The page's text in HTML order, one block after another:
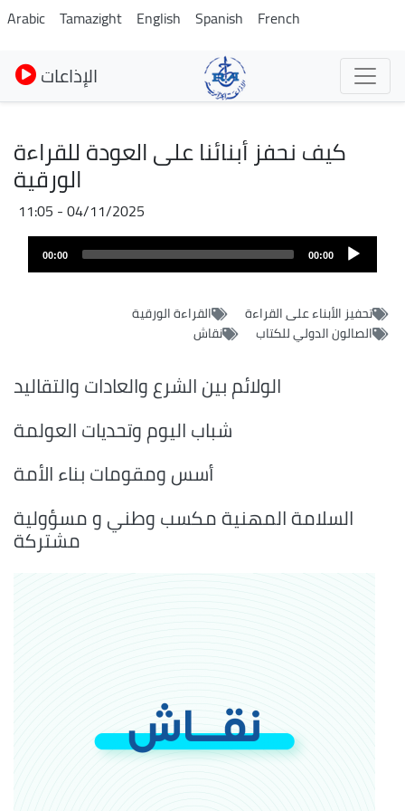
Pasar
al
contenido
principal
Arabic Tamazight English Spanish French
الإذاعات
كيف نحفز أبنائنا على العودة للقراءة
الورقية
04/11/2025 - 11:05
Archivo
audio
00:00
00:00
تحفيز الأبناء على القراءة
القراءة الورقية
الصالون الدولي للكتاب
نقاش
الولائم بين الشرع والعادات والتقاليد
شباب اليوم وتحديات العولمة
أسس ومقومات بناء الأمة
السلامة المهنية مكسب وطني و مسؤولية
مشتركة